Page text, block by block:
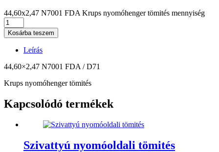
44,60x2,47 N7001 FDA Krups nyomóhenger tömités mennyiség
Kosárba teszem
Leírás
44,60×2,47 N7001 FDA / D71
Krups nyomóhenger tömités
Kapcsolódó termékek
Szivattyú nyomóoldali tömités